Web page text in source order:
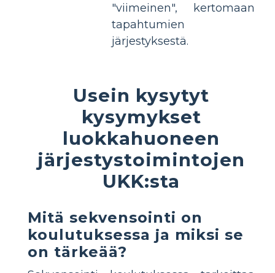
"viimeinen", kertomaan
tapahtumien
järjestyksestä.
Usein kysytyt
kysymykset
luokkahuoneen
järjestystoimintojen
UKK:sta
Mitä sekvensointi on
koulutuksessa ja miksi se
on tärkeää?